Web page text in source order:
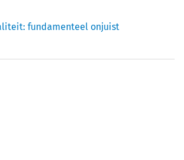
fundamenteel onjuist